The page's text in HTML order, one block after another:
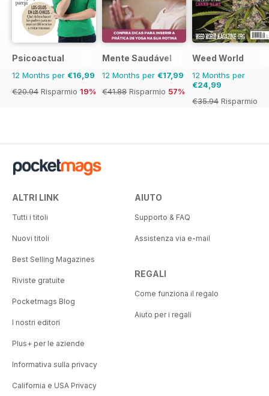
Psicoactual
12 Months per €16,99
€20.94 Risparmio 19%
Mente Saudável
12 Months per €17,99
€41.88 Risparmio 57%
Weed World
12 Months per
€24,99
€35.94 Risparmio
ALTRI LINK
Tutti i titoli
Nuovi titoli
Best Selling Magazines
Riviste gratuite
Pocketmags Blog
I nostri editori
Plus+ per le aziende
Informativa sulla privacy
California e USA Privacy
AIUTO
Supporto & FAQ
Assistenza via e-mail
REGALI
Come funziona il regalo
Aiuto per i regali